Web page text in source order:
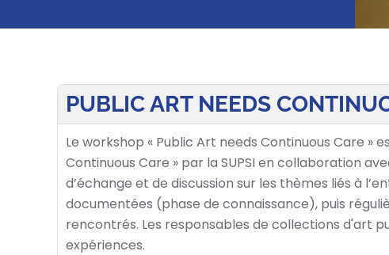
PUBLIC ART NEEDS
Le workshop « Public Art needs Continuous Care »
Continuous Care » par la SUPSI en collaboration
d’échange et de discussion sur les thèmes liés à
documentées (phase de connaissance), puis
rencontrés. Les responsables de collections d'art
expériences.